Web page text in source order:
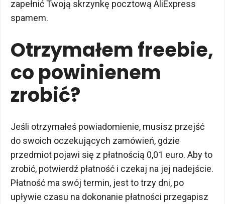
zapełnić Twoją skrzynkę pocztową AliExpress
spamem.
Otrzymałem freebie,
co powinienem
zrobić?
Jeśli otrzymałeś powiadomienie, musisz przejść
do swoich oczekujących zamówień, gdzie
przedmiot pojawi się z płatnością 0,01 euro. Aby to
zrobić, potwierdź płatność i czekaj na jej nadejście.
Płatność ma swój termin, jest to trzy dni, po
upływie czasu na dokonanie płatności przegapisz